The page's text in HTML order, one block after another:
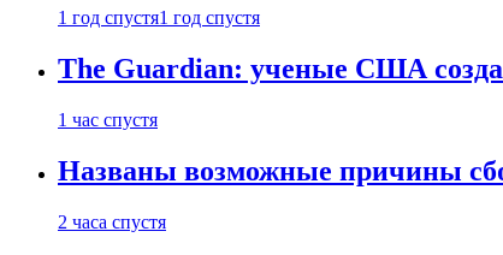
1 год спустя1 год спустя
The Guardian: ученые США
1 час спустя
Названы возможные причины
2 часа спустя